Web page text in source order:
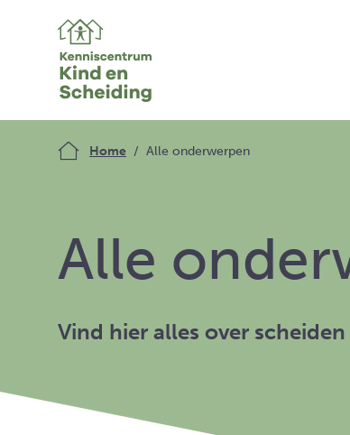
Home Alle onderwerpen
Alle
Vind hier alles over